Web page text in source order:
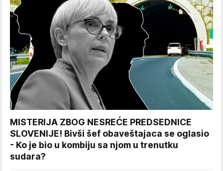
MISTERIJA ZBOG NESREĆE PREDSEDNICE
SLOVENIJE! Bivši šef obaveštajaca se oglasio
- Ko je bio u kombiju sa njom u trenutku
sudara?